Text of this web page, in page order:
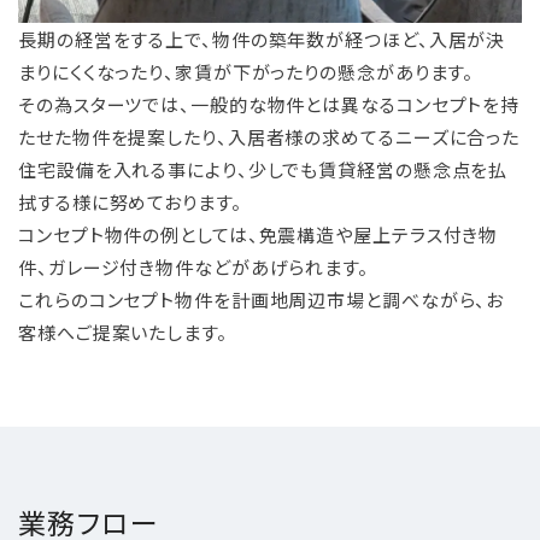
長期の経営をする上で、物件の築年数が経つほど、入居が決
まりにくくなったり、家賃が下がったりの懸念があります。
その為スターツでは、一般的な物件とは異なるコンセプトを持
たせた物件を提案したり、入居者様の求めてるニーズに合った
住宅設備を入れる事により、少しでも賃貸経営の懸念点を払
拭する様に努めております。
コンセプト物件の例としては、免震構造や屋上テラス付き物
件、ガレージ付き物件などがあげられます。
これらのコンセプト物件を計画地周辺市場と調べながら、お
客様へご提案いたします。
業務フロー